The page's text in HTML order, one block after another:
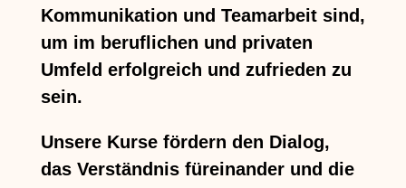
Kommunikation und Teamarbeit sind,
um im beruflichen und privaten
Umfeld erfolgreich und zufrieden zu
sein.
Unsere Kurse fördern den Dialog,
das Verständnis füreinander und die